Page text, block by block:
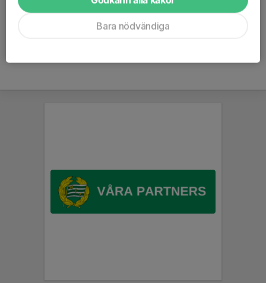
Kommentarer
Bara nödvändiga